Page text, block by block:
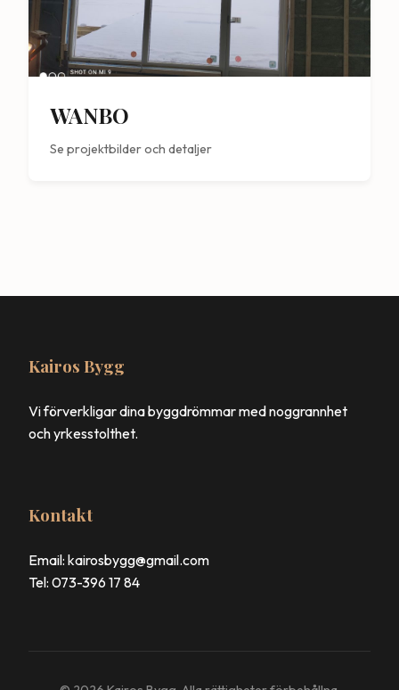
WANBO
Se projektbilder och detaljer
Kairos Bygg
Vi förverkligar dina byggdrömmar med noggrannhet
och yrkesstolthet.
Kontakt
Email: kairosbygg@gmail.com
Tel: 073-396 17 84